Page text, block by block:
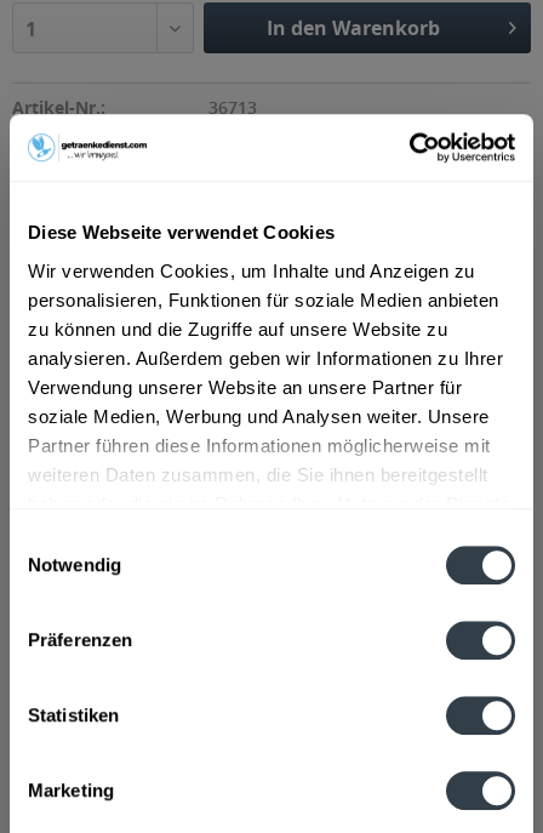
Diese Webseite verwendet Cookies
Wir verwenden Cookies, um Inhalte und Anzeigen zu
personalisieren, Funktionen für soziale Medien anbieten
zu können und die Zugriffe auf unsere Website zu
analysieren. Außerdem geben wir Informationen zu Ihrer
Verwendung unserer Website an unsere Partner für
soziale Medien, Werbung und Analysen weiter. Unsere
Partner führen diese Informationen möglicherweise mit
weiteren Daten zusammen, die Sie ihnen bereitgestellt
Notwendig
Präferenzen
Statistiken
Marketing
1 In den Warenkorb
Artikel-Nr.: 36713
"Evian natürliches Quellwasser enthält nur natürlich
vorkommende Elektrolyte unserer...mehr
Zutaten und Allergene
Natürliches Mineralwasser ohne Kohlensäuremehr
Lebensmittelunternehmer
Danone Waters Deutschland GmbH,Solmsstraße 18,D-
60486 Frankfurt,Telefon: +49 (0)69 71 91 35 0mehr
Kationen Natrium 0,65 mg Magnesium 2,6 mg Calcium 0,8
Kunden kauften auch
Kunden haben sich ebenfalls angesehen